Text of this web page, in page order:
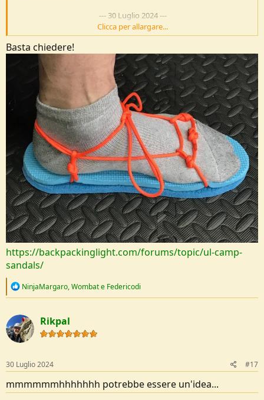
--- 30 Luglio 2024---
e che non costino tanto! come i sandali della Hoka
Clicca per allargare...
Basta chiedere!
https://backpackinglight.com/forums/topic/ul-camp-
sandals/
R
c
t
i
o
s
:
NinjaMargaro,Wombate Federicodi
Rikpal
30 Luglio 2024 #17
mmmmmmhhhhhhh potrebbe essere un'idea...